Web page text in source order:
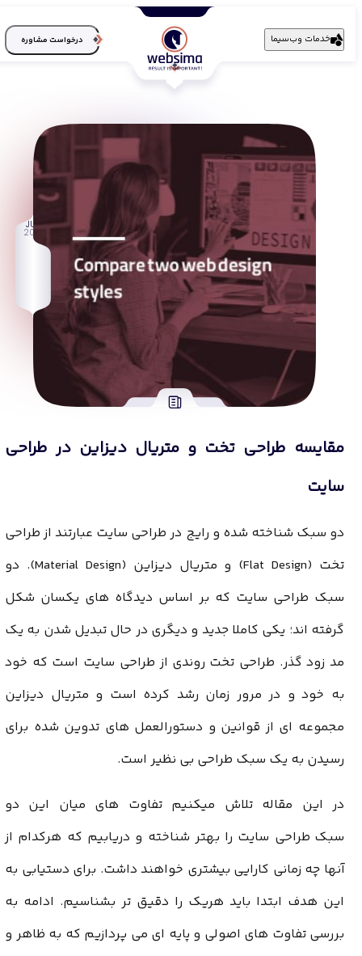
خدمات وب‌سیما درخواست مشاوره
16
JUL
2016
مقایسه طراحی تخت و متریال دیزاین در طراحی
سایت
دو سبک شناخته شده و رایج در طراحی سایت عبارتند ازطراحی
تخت
متریال دیزاین
(Material Design). دو
سبک طراحی سایت که بر اساس دیدگاه های یکسان شکل
گرفته اند؛ یکی کاملا جدید و دیگری در حال تبدیل شدن به یک
مد زود گذر. طراحی تخت روندی از طراحی سایت است که خود
به خود و در مرور زمان رشد کرده است و متریال دیزاین
مجموعه ای از قوانین و دستورالعمل های تدوین شده برای
رسیدن به یک سبک طراحی بی نظیر است.
در این مقاله تلاش میکنیم تفاوت های میان این دو
سبک طراحی سایت را بهتر شناخته و دریابیم که هرکدام از
آنها چه زمانی کارایی بیشتری خواهند داشت. برای دستیابی به
این هدف ابتدا باید هریک را دقیق تر بشناسیم. ادامه به
بررسی تفاوت های اصولی و پایه ای می پردازیم که به ظاهر و